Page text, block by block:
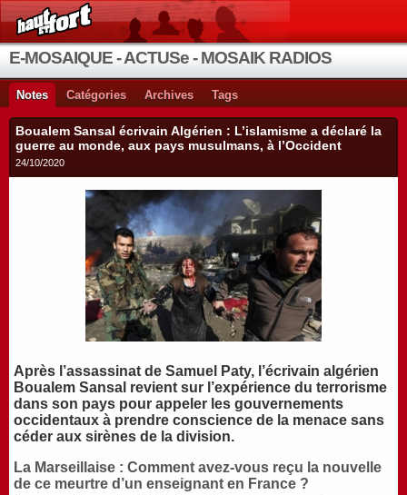
E-MOSAIQUE - ACTUSe - MOSAIK RADIOS
Notes Catégories Archives Tags
Boualem Sansal écrivain Algérien : L’islamisme a déclaré la
guerre au monde, aux pays musulmans, à l’Occident
24/10/2020
Après l’assassinat de Samuel Paty, l’écrivain algérien
Boualem Sansal revient sur l’expérience du terrorisme
dans son pays pour appeler les gouvernements
occidentaux à prendre conscience de la menace sans
céder aux sirènes de la division.
La Marseillaise : Comment avez-vous reçu la nouvelle
de ce meurtre d’un enseignant en France ?